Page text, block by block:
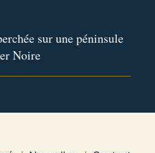
sur une péninsule
Noire